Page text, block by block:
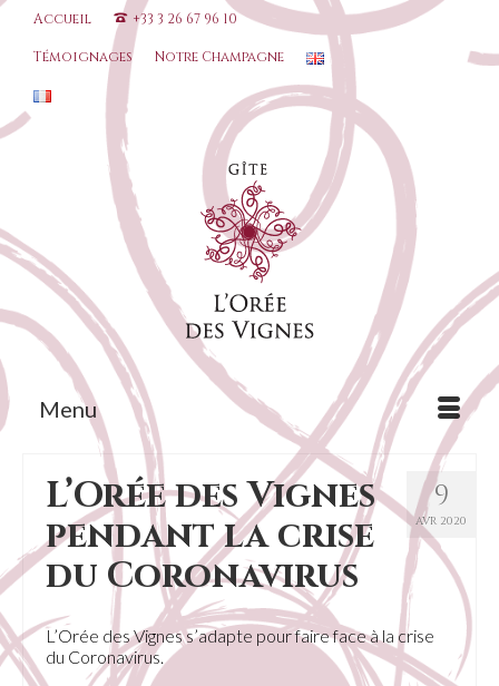
Accueil +33 3 26 67 96 10
Témoignages Notre Champagne
Menu
9
AVR 2020
L’Orée des Vignes
pendant la crise
du Coronavirus
L’Orée des Vignes s’adapte pour faire face à la crise
du Coronavirus.